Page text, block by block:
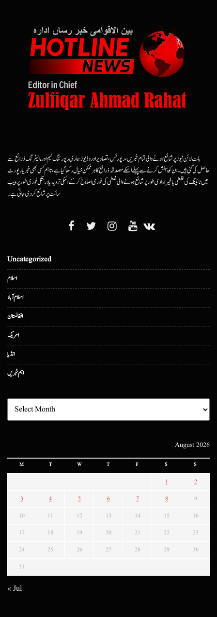
ہاٹ لائن نیوز پر شائع ہونے والی تمام خبریں، رپورٹس، تصاویر اور وڈیوز ہماری رپورٹنگ ٹیم اور مانیٹرنگ ذرائع سے
حاصل کی گئی ہیں۔ ان کو پبلش کرنے سے پہلے اسکے مصدقہ ذرائع کا ہرممکن خیال رکھا گیا ہے، تاہم کسی بھی خبر یا رپورٹ
میں ٹائپنگ کی غلطی یا غیرارادی طور پر شائع ہونے والی غلطی کی فوری اصلاح کرکے اسکی تردید یا درستگی فوری طور پر ویب
سائٹ پر شائع کردی جاتی ہے۔
Uncategorized
اسلام
اسلام آباد
افغانستان
امریکہ
انڈیا
اہم خبریں
August 2026
M T W T F S S
1 2
3 4 5 6 7 8 9
10 11 12 13 14 15 16
17 18 19 20 21 22 23
24 25 26 27 28 29 30
31
« Jul